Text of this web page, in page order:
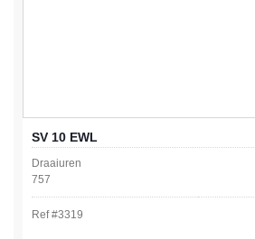
SV 10 EWL
Draaiuren
757
Ref #3319